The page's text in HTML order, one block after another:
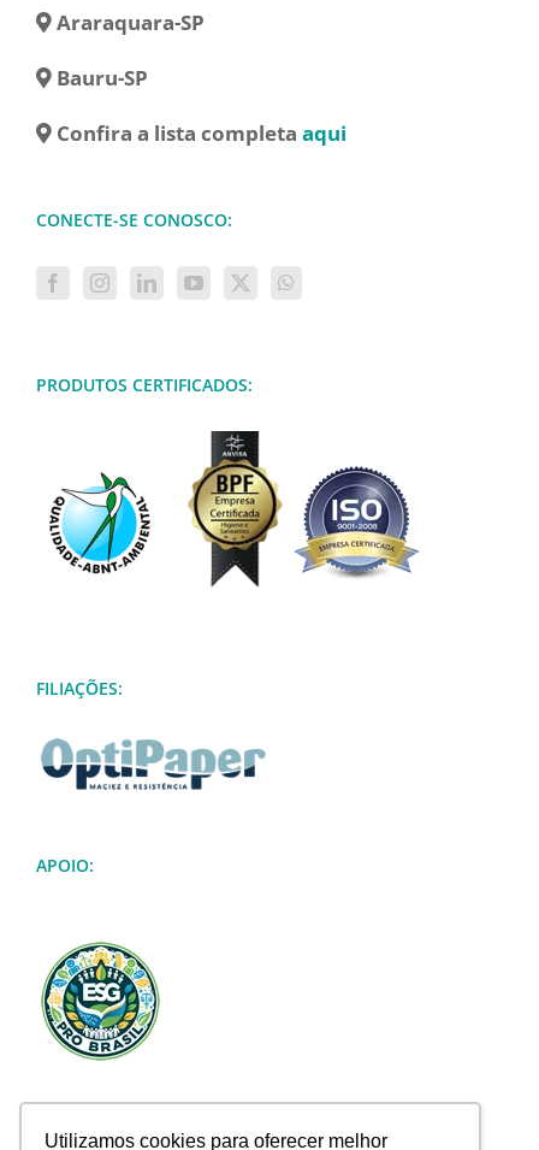
Utilizamos cookies para oferecer melhor
Araraquara-SP
Bauru-SP
Confira a lista completa aqui
CONECTE-SE CONOSCO:
PRODUTOS CERTIFICADOS:
FILIAÇÕES:
APOIO: